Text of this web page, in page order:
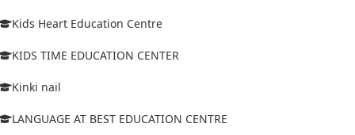
Kids Heart Education Centre
KIDS TIME EDUCATION CENTER
Kinki nail
LANGUAGE AT BEST EDUCATION CENTRE